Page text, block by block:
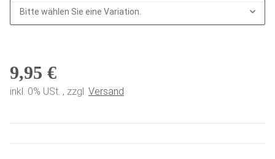
Bitte wählen Sie eine Variation.
9,95 €
inkl. 0% USt. , zzgl. Versand